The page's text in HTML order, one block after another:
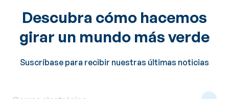
Descubra cómo hacemos
girar un mundo más verde
Suscríbase para recibir nuestras últimas noticias